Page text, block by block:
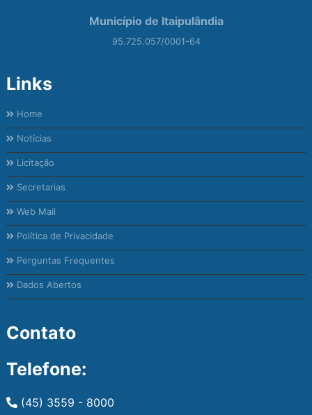
Município de Itaipulândia
95.725.057/0001-64
Links
Home
Notícias
Licitação
Secretarias
Web Mail
Política de Privacidade
Perguntas Frequentes
Dados Abertos
Contato
Telefone:
(45) 3559 - 8000